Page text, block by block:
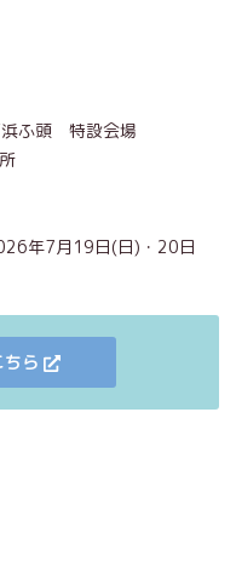
ふ頭 特設会場
年7月19日(日)・20日
ちら